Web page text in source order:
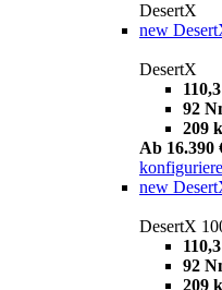
DesertX
new
DesertX
92
209
Ab 16.390
new
DesertX
92
209